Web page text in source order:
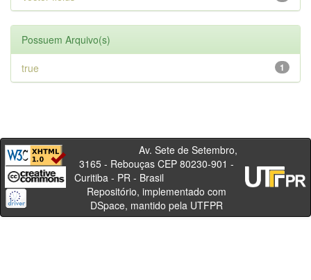
Possuem Arquivo(s)
1
true
Av. Sete de Setembro,
3165 - Rebouças CEP 80230-901 -
Curitiba - PR - Brasil
Repositório, implementado com
DSpace, mantido pela UTFPR